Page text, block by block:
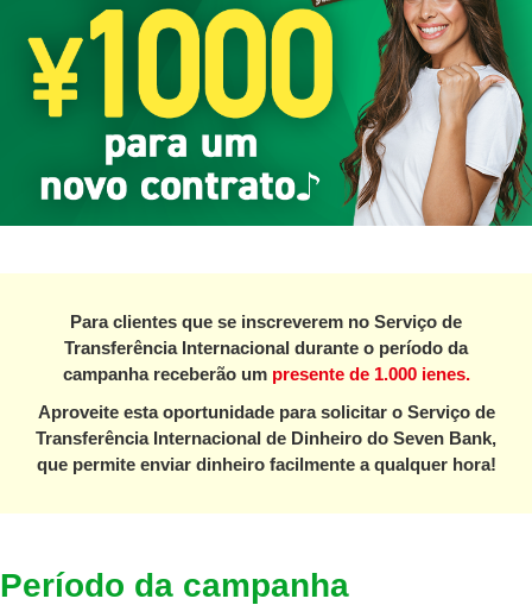
Para clientes que se inscreverem no Serviço de
Transferência Internacional durante o período da
campanha receberão um presente de 1.000 ienes.
Aproveite esta oportunidade para solicitar o Serviço de
Transferência Internacional de Dinheiro do Seven Bank,
que permite enviar dinheiro facilmente a qualquer hora!
Período da campanha